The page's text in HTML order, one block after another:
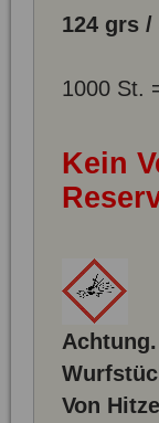
124 grs /
1000 St.
Kein
Von